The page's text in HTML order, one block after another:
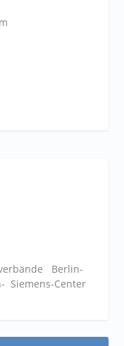
Berlin-
Siemens-Center